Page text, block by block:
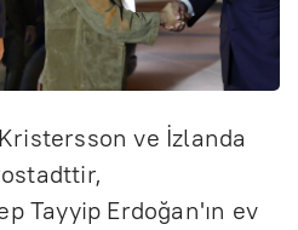
ve İzlanda
Tayyip Erdoğan'ın ev